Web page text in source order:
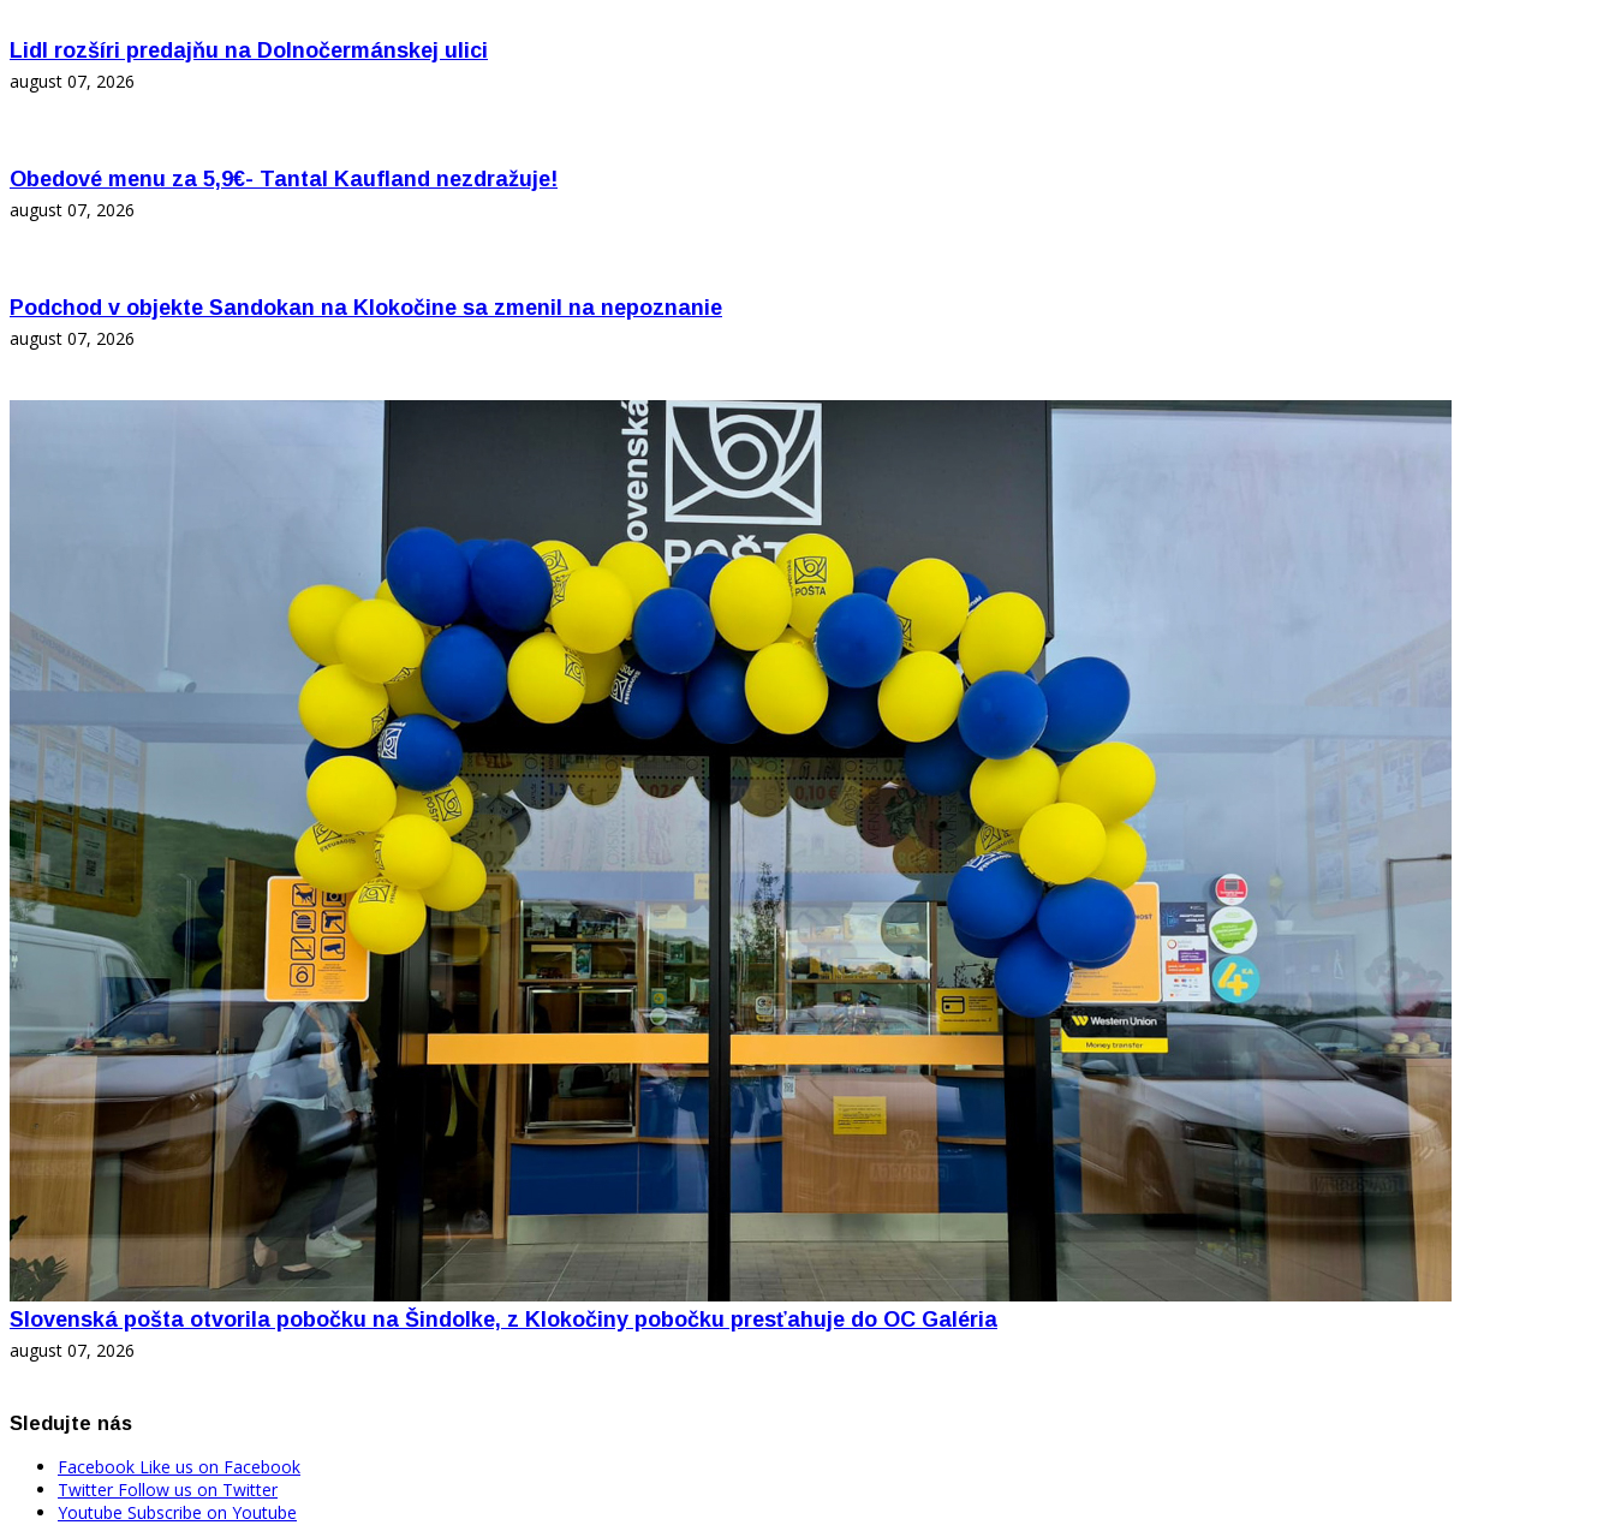
Lidl rozšíri predajňu na Dolnočermánskej ulici
august 07, 2026
Obedové menu za 5,9€- Tantal Kaufland nezdražuje!
august 07, 2026
Podchod v objekte Sandokan na Klokočine sa zmenil na nepoznanie
august 07, 2026
Slovenská pošta otvorila pobočku na Šindolke, z Klokočiny pobočku presťahuje do OC Galéria
august 07, 2026
Sledujte nás
Facebook Like us on Facebook
Twitter Follow us on Twitter
Youtube Subscribe on Youtube